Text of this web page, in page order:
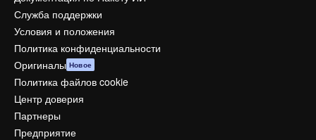
Служба поддержки
Условия и положения
Политика конфиденциальности
Оригиналы Новое
Политика файлов cookie
Центр доверия
Партнеры
Предприятие